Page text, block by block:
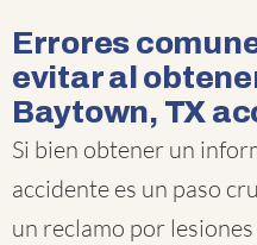
Errores
evitar al
Baytown, TX
Si bien obtener un
accidente es un paso
un reclamo por